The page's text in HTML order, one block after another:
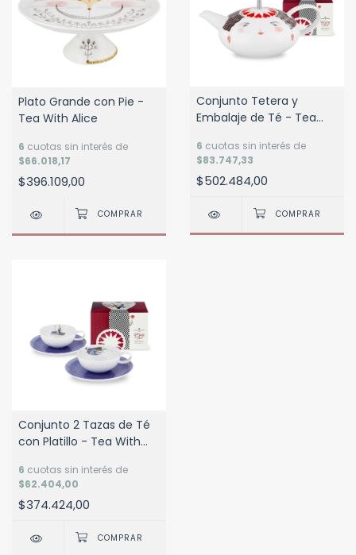
Plato Grande con Pie -
Tea With Alice
6 cuotas sin interés de
$66.018,17
$396.109,00
Conjunto Tetera y
Embalaje de Té - Tea
6 cuotas sin interés de
$83.747,33
$502.484,00
Conjunto 2 Tazas de Té
con Platillo - Tea With
6 cuotas sin interés de
$62.404,00
$374.424,00